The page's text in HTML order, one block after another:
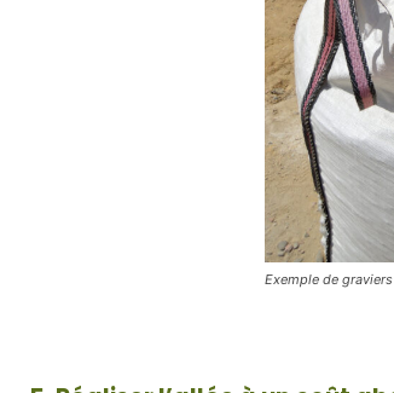
Exemple de graviers